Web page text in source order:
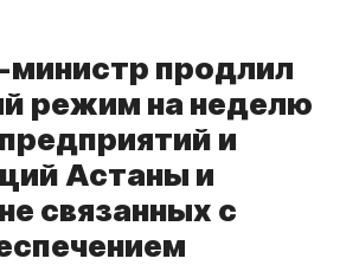
продлил
режим на неделю
и
Астаны и
связанных с